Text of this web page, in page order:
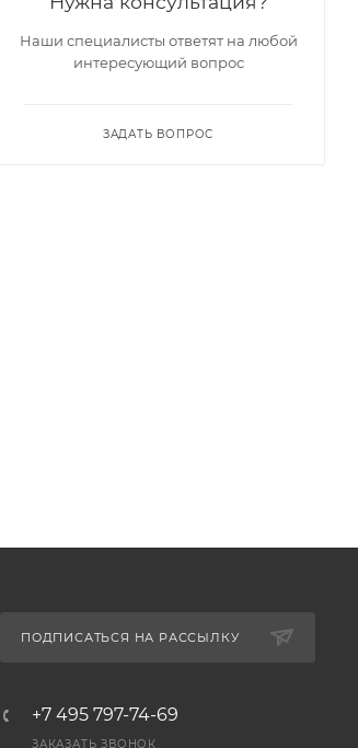
Наши специалисты ответят на любой
интересующий вопрос
ЗАДАТЬ ВОПРОС
ПОДПИСАТЬСЯ НА РАССЫЛКУ
+7 495 797-74-69
ЗАКАЗАТЬ ЗВОНОК